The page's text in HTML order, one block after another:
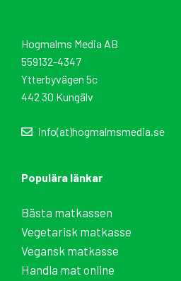
Hogmalms Media AB
559132-4347
Ytterbyvägen 5c
442 30 Kungälv
info(at)hogmalmsmedia.se
Populära länkar
Bästa matkassen
Vegetarisk matkasse
Vegansk matkasse
Handla mat online